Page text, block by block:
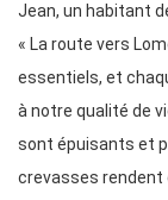
Jean, un habitant
« La route vers
essentiels, et
à notre qualité de
sont épuisants et
crevasses rendent